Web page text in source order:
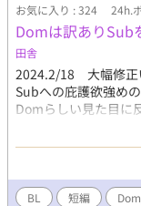
お気に入り : 324 24h.
Domは訳ありSub
田舎
2024.2/18 大幅修正
Subへの庇護欲強め
Domらしい見た目に
いうもの。けれど寄
夜も合コンに敗れて
不満と酒に酔いつ
――――！？！？ ・基
されてしまう描写が
BL 短編